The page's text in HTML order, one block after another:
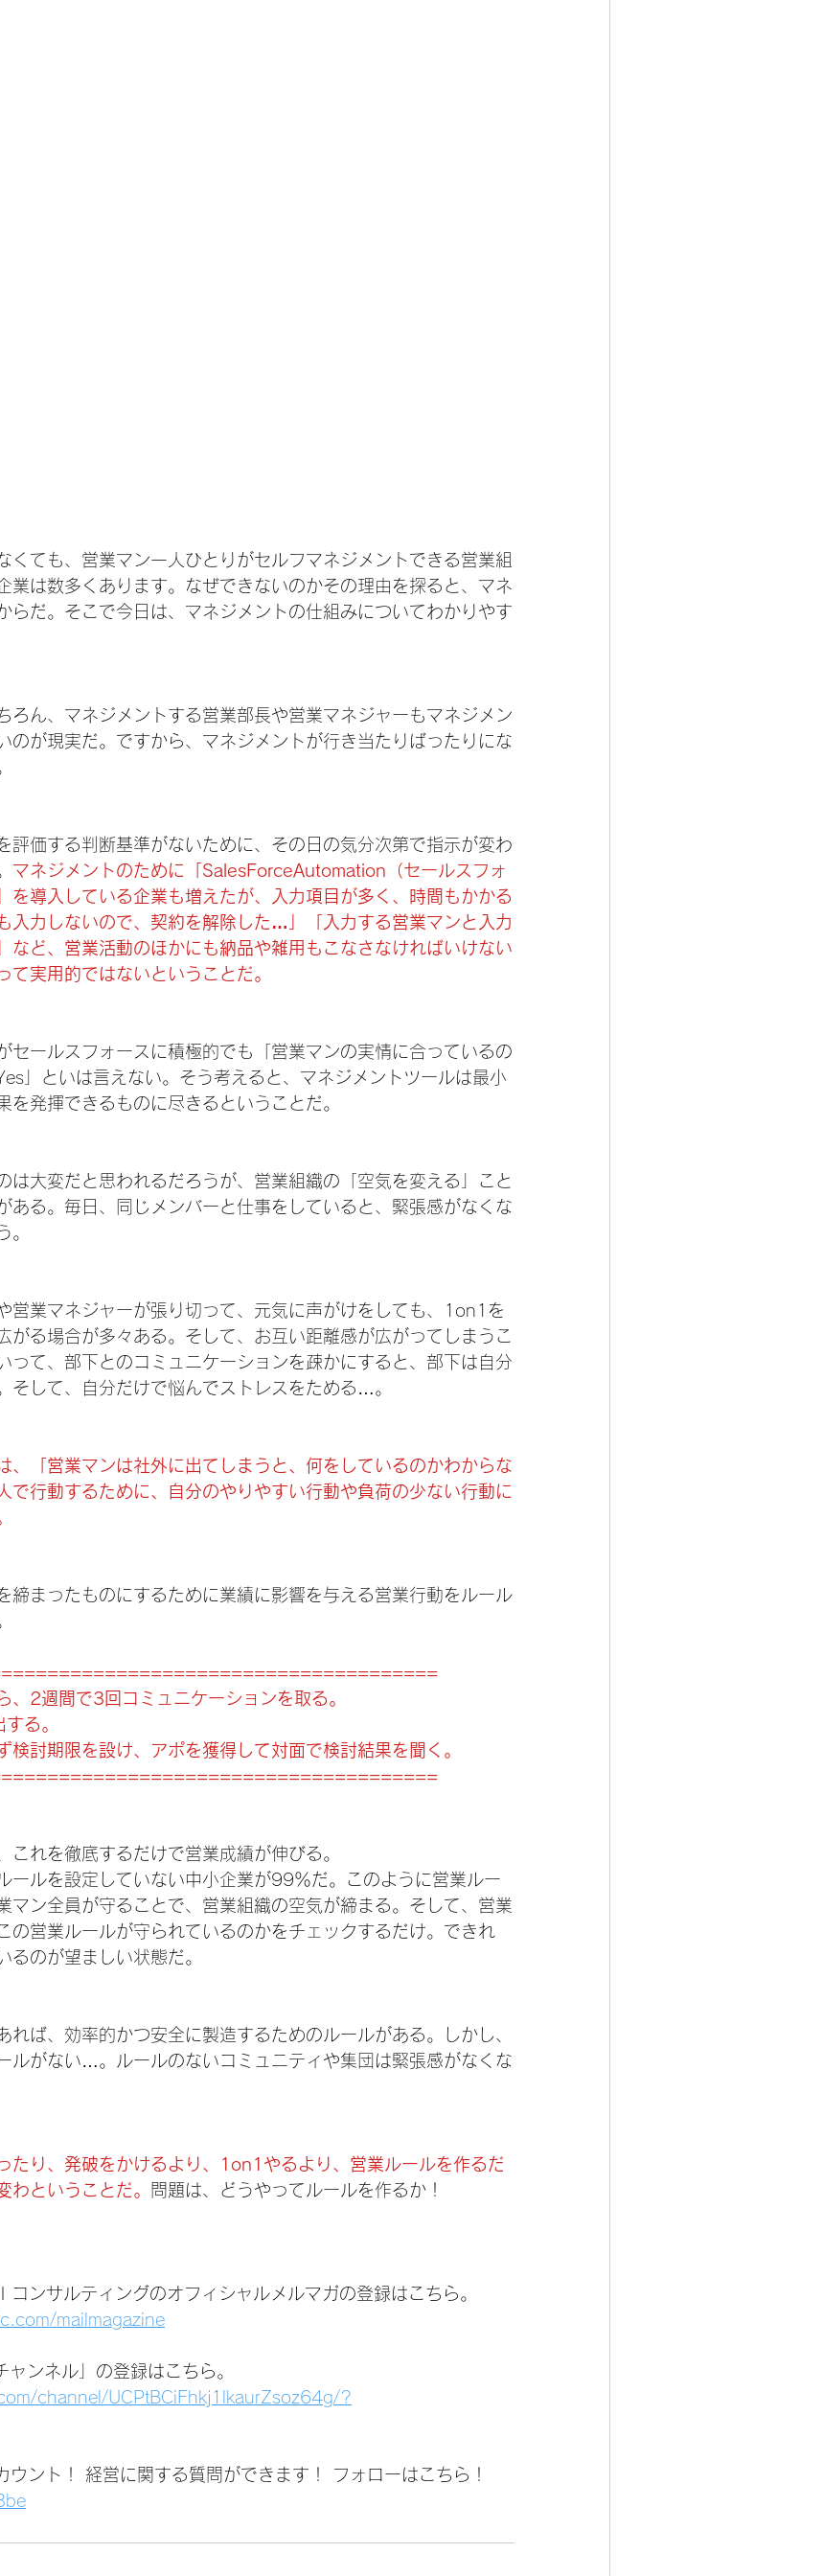
くても、営業マン一人ひとりがセルフマネジメントできる営業組
業は数多くあります。なぜできないのかその理由を探ると、マネ
らだ。そこで今日は、マネジメントの仕組みについてわかりやす
ろん、マネジメントする営業部長や営業マネジャーもマネジメン
のが現実だ。ですから、マネジメントが行き当たりばったりにな
評価する判断基準がないために、その日の気分次第で指示が変わ
マネジメントのために「SalesForceAutomation（セールスフォ
を導入している企業も増えたが、入力項目が多く、時間もかかる
入力しないので、契約を解除した…」「入力する営業マンと入力
など、営業活動のほかにも納品や雑用もこなさなければいけない
て実用的ではないということだ。
セールスフォースに積極的でも「営業マンの実情に合っているの
」といは言えない。そう考えると、マネジメントツールは最小
を発揮できるものに尽きるということだ。
は大変だと思われるだろうが、営業組織の「空気を変える」こと
ある。毎日、同じメンバーと仕事をしていると、緊張感がなくな
。
営業マネジャーが張り切って、元気に声がけをしても、1on1を
がる場合が多々ある。そして、お互い距離感が広がってしまうこ
って、部下とのコミュニケーションを疎かにすると、部下は自分
そして、自分だけで悩んでストレスをためる…。
、「営業マンは社外に出てしまうと、何をしているのかわからな
で行動するために、自分のやりやすい行動や負荷の少ない行動に
締まったものにするために業績に影響を与える営業行動をルール
、2週間で3回コミュニケーションを取る。
る。
検討期限を設け、アポを獲得して対面で検討結果を聞く。
これを徹底するだけで営業成績が伸びる。
ールを設定していない中小企業が99％だ。このように営業ルー
マン全員が守ることで、営業組織の空気が締まる。そして、営業
の営業ルールが守られているのかをチェックするだけ。できれ
るのが望ましい状態だ。
れば、効率的かつ安全に製造するためのルールがある。しかし、
ルがない…。ルールのないコミュニティや集団は緊張感がなくな
たり、発破をかけるより、1on1やるより、営業ルールを作るだ
わということだ。
問題は、どうやってルールを作るか！
コンサルティングのオフィシャルメルマガの登録はこちら。
mailmagazine
ンネル」の登録はこちら。
channel/UCPtBCiFhkj1lkaurZsoz64g/?
ウント！ 経営に関する質問ができます！ フォローはこちら！